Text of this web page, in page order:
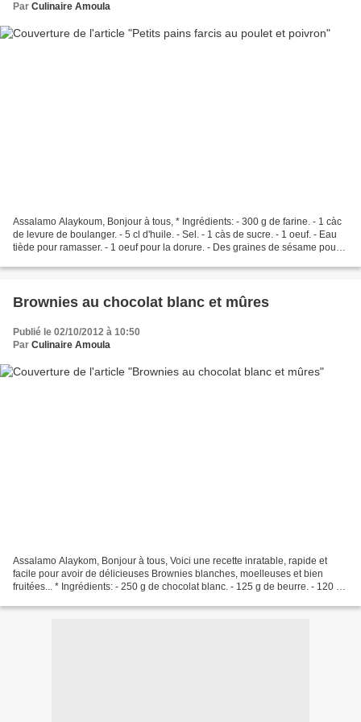
Par Culinaire Amoula
Assalamo Alaykoum, Bonjour à tous, * Ingrédients: - 300 g de farine. - 1 càc
de levure de boulanger. - 5 cl d'huile. - Sel. - 1 càs de sucre. - 1 oeuf. - Eau
tiède pour ramasser. - 1 oeuf pour la dorure. - Des graines de sésame pour
Brownies au chocolat blanc et mûres
Publié le 02/10/2012 à 10:50
Par Culinaire Amoula
Assalamo Alaykom, Bonjour à tous, Voici une recette inratable, rapide et
facile pour avoir de délicieuses Brownies blanches, moelleuses et bien
fruitées... * Ingrédients: - 250 g de chocolat blanc. - 125 g de beurre. - 120 g